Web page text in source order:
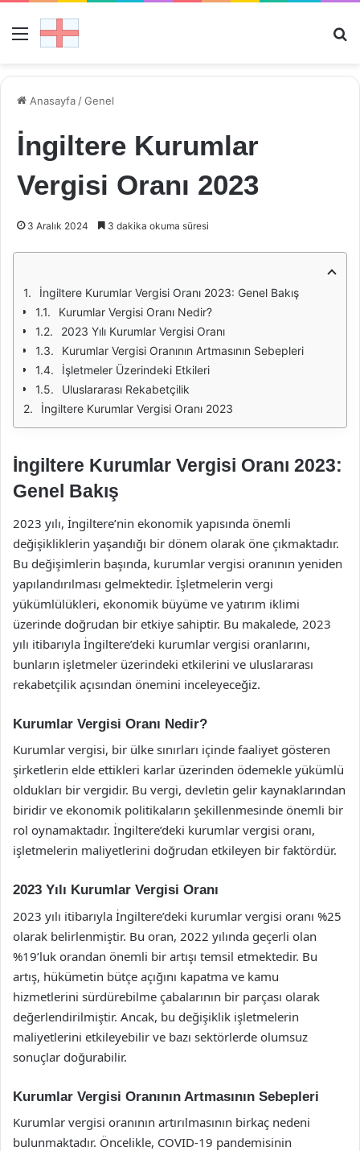
Menü
Anasayfa /Genel
İngiltere Kurumlar
Vergisi Oranı 2023
3 Aralık 2024 3 dakika okuma süresi
İngiltere Kurumlar Vergisi Oranı 2023: Genel Bakış
Kurumlar Vergisi Oranı Nedir?
2023 Yılı Kurumlar Vergisi Oranı
Kurumlar Vergisi Oranının Artmasının Sebepleri
İşletmeler Üzerindeki Etkileri
Uluslararası Rekabetçilik
İngiltere Kurumlar Vergisi Oranı 2023
İngiltere Kurumlar Vergisi Oranı 2023:
Genel Bakış
2023 yılı, İngiltere’nin ekonomik yapısında önemli
değişikliklerin yaşandığı bir dönem olarak öne çıkmaktadır.
Bu değişimlerin başında, kurumlar vergisi oranının yeniden
yapılandırılması gelmektedir. İşletmelerin vergi
yükümlülükleri, ekonomik büyüme ve yatırım iklimi
üzerinde doğrudan bir etkiye sahiptir. Bu makalede, 2023
yılı itibarıyla İngiltere’deki kurumlar vergisi oranlarını,
bunların işletmeler üzerindeki etkilerini ve uluslararası
rekabetçilik açısından önemini inceleyeceğiz.
Kurumlar Vergisi Oranı Nedir?
Kurumlar vergisi, bir ülke sınırları içinde faaliyet gösteren
şirketlerin elde ettikleri karlar üzerinden ödemekle yükümlü
oldukları bir vergidir. Bu vergi, devletin gelir kaynaklarından
biridir ve ekonomik politikaların şekillenmesinde önemli bir
rol oynamaktadır. İngiltere’deki kurumlar vergisi oranı,
işletmelerin maliyetlerini doğrudan etkileyen bir faktördür.
2023 Yılı Kurumlar Vergisi Oranı
2023 yılı itibarıyla İngiltere’deki kurumlar vergisi oranı %25
olarak belirlenmiştir. Bu oran, 2022 yılında geçerli olan
%19’luk orandan önemli bir artışı temsil etmektedir. Bu
artış, hükümetin bütçe açığını kapatma ve kamu
hizmetlerini sürdürebilme çabalarının bir parçası olarak
değerlendirilmiştir. Ancak, bu değişiklik işletmelerin
maliyetlerini etkileyebilir ve bazı sektörlerde olumsuz
sonuçlar doğurabilir.
Kurumlar Vergisi Oranının Artmasının Sebepleri
Kurumlar vergisi oranının artırılmasının birkaç nedeni
bulunmaktadır. Öncelikle, COVID-19 pandemisinin